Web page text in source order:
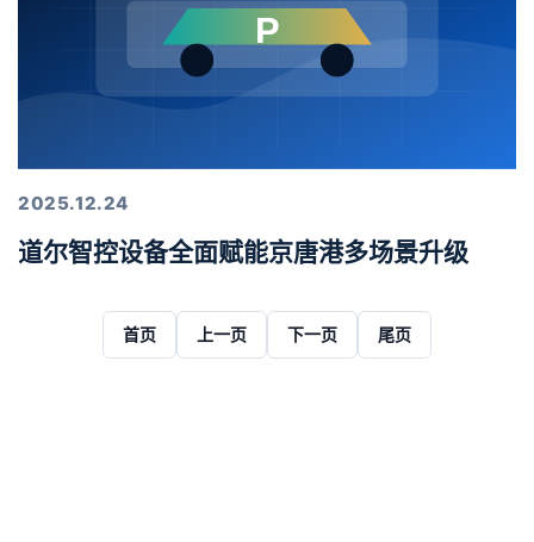
2025.12.24
道尔智控设备全面赋能京唐港多场景升级
首页 上一页 下一页 尾页